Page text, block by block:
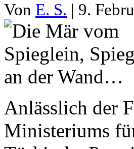
Von E. S. | 9.
Anlässlich der
Ministeriums